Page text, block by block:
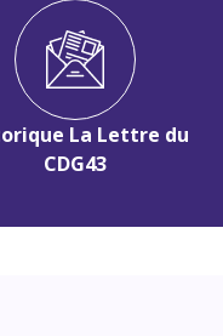
La Lettre du
CDG43